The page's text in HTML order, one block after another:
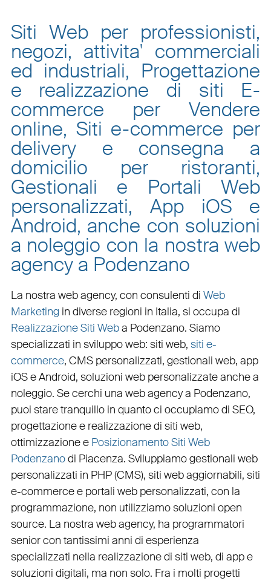
Siti Web per professionisti,
negozi, attivita' commerciali
ed industriali, Progettazione
e realizzazione di siti E-
commerce per Vendere
online, Siti e-commerce per
delivery e consegna a
domicilio per ristoranti,
Gestionali e Portali Web
personalizzati, App iOS e
Android, anche con soluzioni
a noleggio con la nostra web
agency a Podenzano
La nostra web agency, con consulenti di Web
Marketing in diverse regioni in Italia, si occupa di
Realizzazione Siti Weba Podenzano. Siamo
specializzati in sviluppo web: siti web, siti e-
commerce, CMS personalizzati, gestionali web, app
iOS e Android, soluzioni web personalizzateanche a
noleggio. Se cerchi una web agency a Podenzano,
puoi stare tranquillo in quanto ci occupiamo di SEO,
progettazione e realizzazione di siti web,
ottimizzazionee Posizionamento Siti Web
Podenzanodi Piacenza. Sviluppiamogestionali web
personalizzati in PHP(CMS), siti web aggiornabili, siti
e-commercee portali web personalizzati, con la
programmazione, non utilizziamo soluzioni open
source. La nostra web agency, ha programmatori
senior con tantissimi anni di esperienza
specializzati nella realizzazione di siti web, di app e
soluzioni digitali, ma non solo. Fra i molti progetti